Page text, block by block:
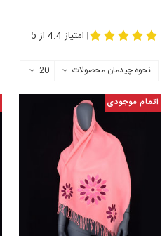
| امتیاز 4.4 از 5
نحوه چیدمان محصولات 20
اتمام موجودی